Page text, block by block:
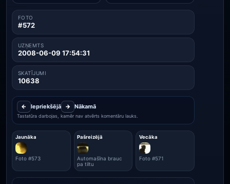
FOTO
#572
UZŅEMTS
2008-06-09 17:54:31
SKATĪJUMI
10638
← Iepriekšējā → Nākamā
Tastatūra darbojas, kamēr nav atvērts komentāru lauks.
Jaunāka
Foto #573
Pašreizējā
Automašīna brauc
pa tiltu
Vecāka
Foto #571